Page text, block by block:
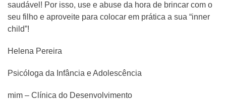
saudável! Por isso, use e abuse da hora de brincar com o
seu filho e aproveite para colocar em prática a sua “inner
child”!
Helena Pereira
Psicóloga da Infância e Adolescência
mim – Clínica do Desenvolvimento